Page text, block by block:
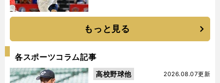
もっと見る
各スポーツコラム記事
2026.08.07更新
高校野球他